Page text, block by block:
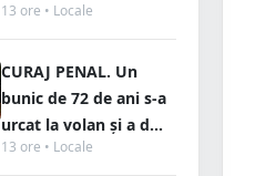
13 ore • Locale
CURAJ PENAL. Un
bunic de 72 de ani s-a
urcat la volan și a d...
13 ore • Locale